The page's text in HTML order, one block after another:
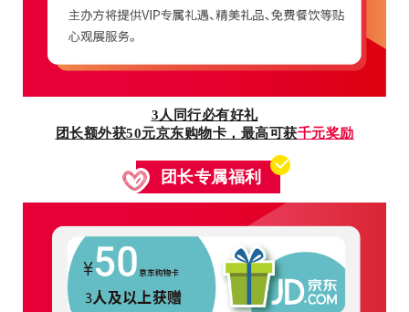
3人同行必有好礼
团长额外获50元京东购物卡，最高可获千元奖励
团长专属福利